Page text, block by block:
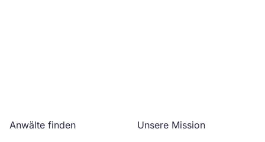
Anwälte finden
Unsere Mission